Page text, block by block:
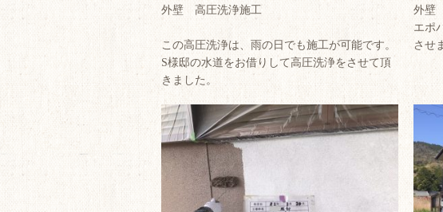
外壁 高圧洗浄施工
この高圧洗浄は、雨の日でも施工が可能です。
S様邸の水道をお借りして高圧洗浄をさせて頂
きました。
外壁
エポ
させ